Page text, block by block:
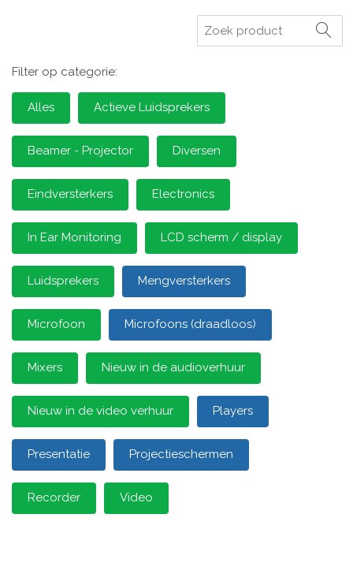
Zoeken
Filter op categorie:
Alles Actieve Luidsprekers
Beamer - Projector Diversen
Eindversterkers Electronics
In Ear Monitoring LCD scherm / display
Luidsprekers Mengversterkers
Microfoon Microfoons (draadloos)
Mixers Nieuw in de audioverhuur
Nieuw in de video verhuur Players
Presentatie Projectieschermen
Recorder Video